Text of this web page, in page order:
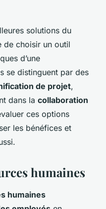
solutions du
de choisir un outil
d’une
se distinguent par des
de projet,
dans la collaboration
ces options
les bénéfices et
humaines
humaines